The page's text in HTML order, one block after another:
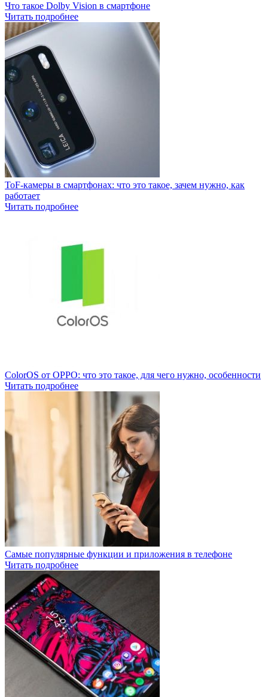
Что такое Dolby Vision в смартфоне
Читать подробнее
ToF-камеры в смартфонах: что это такое, зачем нужно, как
работает
Читать подробнее
ColorOS от OPPO: что это такое, для чего нужно, особенности
Читать подробнее
Самые популярные функции и приложения в телефоне
Читать подробнее